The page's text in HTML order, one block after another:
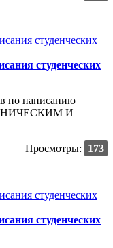
студенческих
по написанию
И
Просмотры:
173
студенческих